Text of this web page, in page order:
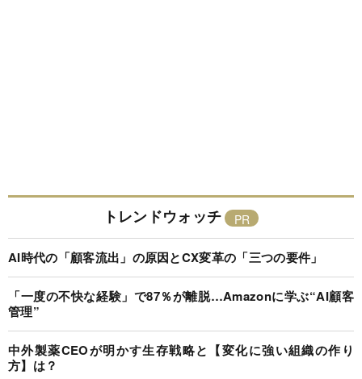
トレンドウォッチ
AI時代の「顧客流出」の原因とCX変革の「三つの要件」
「一度の不快な経験」で87％が離脱…Amazonに学ぶ“AI顧客
管理”
中外製薬CEOが明かす生存戦略と【変化に強い組織の作り
方】は？